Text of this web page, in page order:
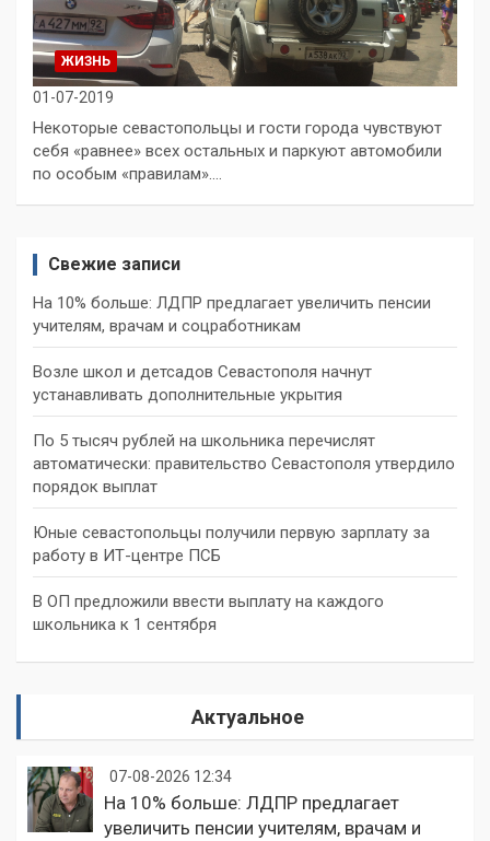
ЖИЗНЬ
01-07-2019
Некоторые севастопольцы и гости города чувствуют
себя «равнее» всех остальных и паркуют автомобили
по особым «правилам».…
Свежие записи
На 10% больше: ЛДПР предлагает увеличить пенсии
учителям, врачам и соцработникам
Возле школ и детсадов Севастополя начнут
устанавливать дополнительные укрытия
По 5 тысяч рублей на школьника перечислят
автоматически: правительство Севастополя утвердило
порядок выплат
Юные севастопольцы получили первую зарплату за
работу в ИТ-центре ПСБ
В ОП предложили ввести выплату на каждого
школьника к 1 сентября
Актуальное
07-08-2026 12:34
На 10% больше: ЛДПР предлагает
увеличить пенсии учителям, врачам и